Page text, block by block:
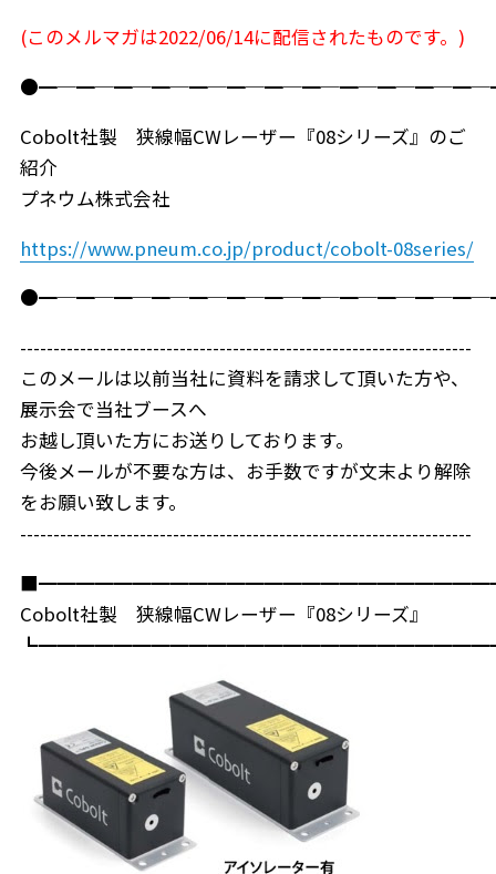
(このメルマガは2022/06/14に配信されたものです。)
Cobolt社製 狭線幅CWレーザー『08シリーズ』のご
紹介
プネウム株式会社
https://www.pneum.co.jp/product/cobolt-08series/
--------------------------------------------------------------------
このメールは以前当社に資料を請求して頂いた方や、
展示会で当社ブースへ
お越し頂いた方にお送りしております。
今後メールが不要な方は、お手数ですが文末より解除
をお願い致します。
--------------------------------------------------------------------
Cobolt社製 狭線幅CWレーザー『08シリーズ』